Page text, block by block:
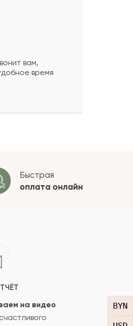
BYN
вам,
время
Быстрая
оплата онлайн
на видео
счастливого